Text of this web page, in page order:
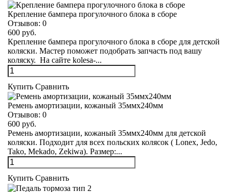
Крепление бампера прогулочного блока в сборе
Отзывов: 0
600 руб.
Крепление бампера прогулочного блока в сборе для детской
коляски. Мастер поможет подобрать запчасть под вашу
коляску. На сайте kolesa-...
Купить Сравнить
Ремень амортизации, кожаный 35ммх240мм
Отзывов: 0
600 руб.
Ремень амортизации, кожаный 35ммх240мм для детской
коляски. Подходит для всех польских колясок ( Lonex, Jedo,
Tako, Mekado, Zekiwa). Размер:...
Купить Сравнить